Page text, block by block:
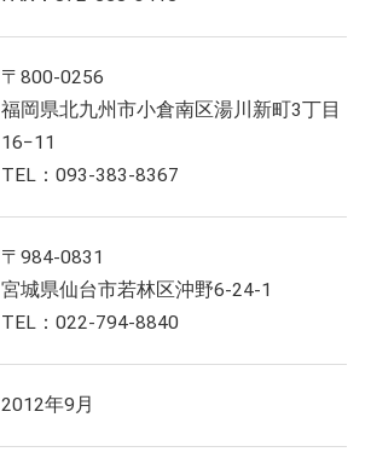
〒800-0256
福岡県北九州市小倉南区湯川新町3丁目
16−11
TEL：093-383-8367
〒984-0831
宮城県仙台市若林区沖野6-24-1
TEL：022-794-8840
2012年9月